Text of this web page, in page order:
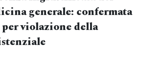
generale: confermata
violazione della